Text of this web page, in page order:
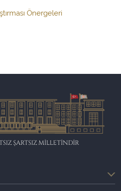
Önergeleri
ŞARTSIZ MİLLETİNDİR